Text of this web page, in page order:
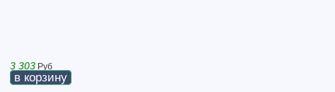
3 303 Руб
в корзину